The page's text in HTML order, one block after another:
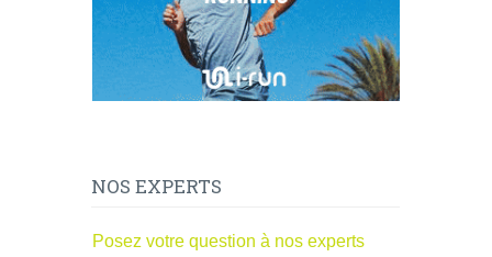
NOS EXPERTS
Posez votre question à nos experts